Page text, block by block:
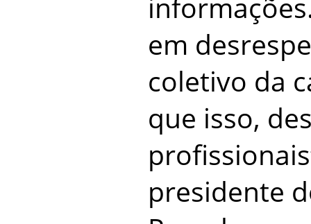
em
coletivo da
que isso,
presidente